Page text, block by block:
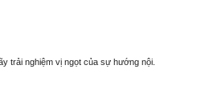
trải nghiệm vị ngọt của sự hướng nội.